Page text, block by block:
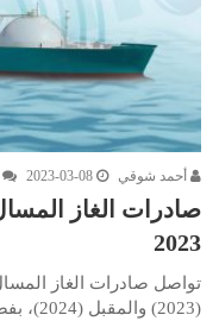
أحمد شوقي 2023-03-08
2023
تواصل صادرات الغاز المسال
(2023)